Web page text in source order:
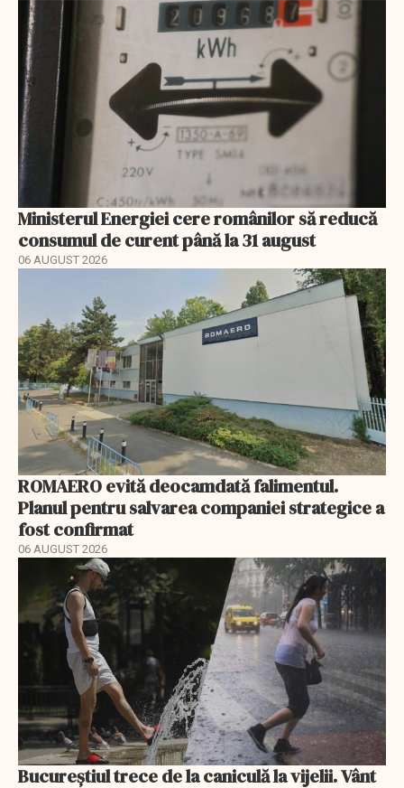
Ministerul Energiei cere românilor să reducă
consumul de curent până la 31 august
06 AUGUST 2026
ROMAERO evită deocamdată falimentul.
Planul pentru salvarea companiei strategice a
fost confirmat
06 AUGUST 2026
Bucureștiul trece de la caniculă la vijelii. Vânt